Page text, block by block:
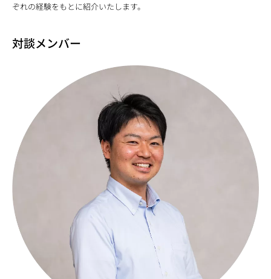
ぞれの経験をもとに紹介いたします。
対談メンバー